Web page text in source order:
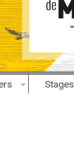
Stages